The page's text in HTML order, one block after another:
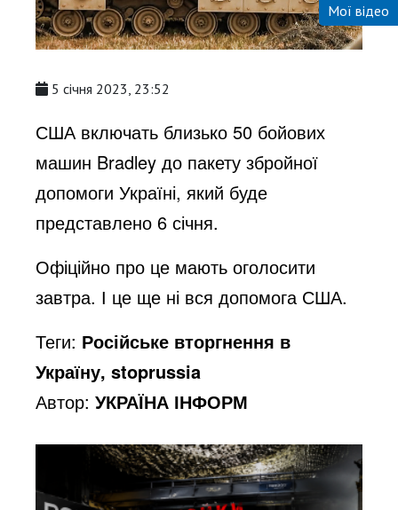
5 січня 2023, 23:52
США включать близько 50 бойових
машин Bradley до пакету збройної
допомоги Україні, який буде
представлено 6 січня.
Офіційно про це мають оголосити
завтра. І це ще ні вся допомога США.
Теги: Російське вторгнення в
Україну, stoprussia
Автор:УКРАЇНА ІНФОРМ
Мої відео